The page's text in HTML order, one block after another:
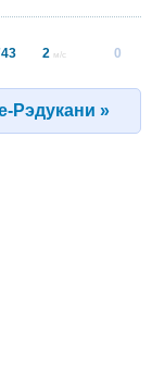
2 м/с 0
Рэдукани »